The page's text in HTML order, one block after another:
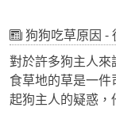
狗狗吃草原因 -
對於許多狗主人
食草地的草是一
起狗主人的疑惑